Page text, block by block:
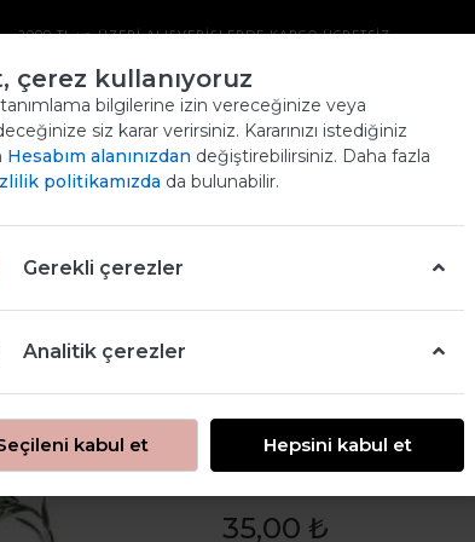
2000 TL ve ÜZERİ ALIŞVERİŞLERDE KARGO ÜCRETSİZ
SERISI PIRINÇ
DEKOPAJ KAĞIDI
Boho Serisi
35,00 ₺
çerez kullanıyoruz
bilgilerine izin vereceğinize veya
siz karar verirsiniz. Kararınızı istediğiniz
Hesabım alanınızdan değiştirebilirsiniz. Daha fazla
politikamızda da bulunabilir.
Gerekli çerezler
Analitik çerezler
kabul et Hepsini kabul et